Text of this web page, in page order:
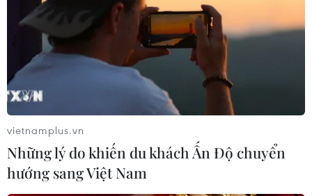
vietnamplus.vn
Những lý do khiến du khách Ấn Độ chuyển
hướng sang Việt Nam